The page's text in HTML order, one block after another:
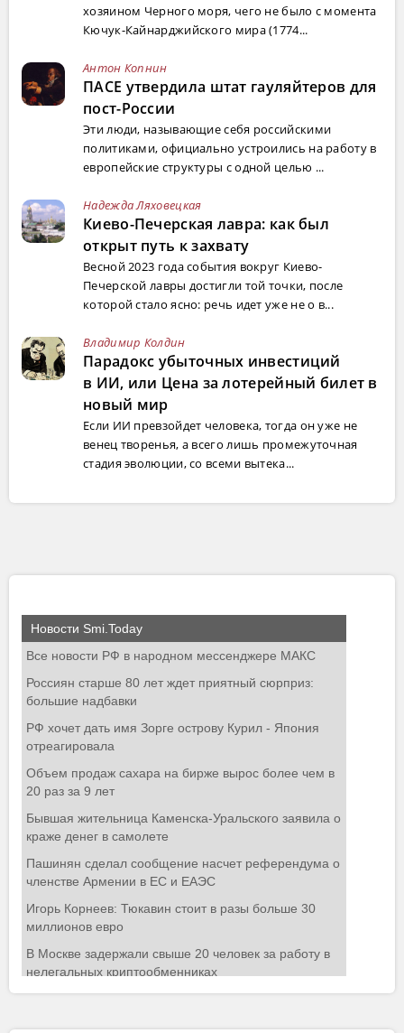
хозяином Черного моря, чего не было с момента
Кючук-Кайнарджийского мира (1774...
Антон Копнин
ПАСЕ утвердила штат гауляйтеров для
пост-России
Эти люди, называющие себя российскими
политиками, официально устроились на работу в
европейские структуры с одной целью ...
Надежда Ляховецкая
Киево-Печерская лавра: как был
открыт путь к захвату
Весной 2023 года события вокруг Киево-
Печерской лавры достигли той точки, после
которой стало ясно: речь идет уже не о в...
Владимир Колдин
Парадокс убыточных инвестиций
в ИИ, или Цена за лотерейный билет в
новый мир
Если ИИ превзойдет человека, тогда он уже не
венец творенья, а всего лишь промежуточная
стадия эволюции, со всеми вытека...